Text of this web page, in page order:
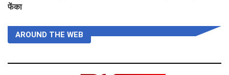
फेंका
AROUND THE WEB